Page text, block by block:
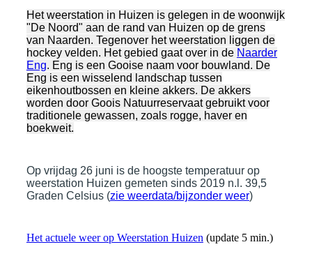
Het weerstation in Huizen is gelegen in de woonwijk
"De Noord" aan de rand van Huizen op de grens
van Naarden. Tegenover het weerstation liggen de
hockey velden. Het gebied gaat over in de Naarder
Eng. Eng is een Gooise naam voor bouwland. De
Eng is een wisselend landschap tussen
eikenhoutbossen en kleine akkers. De akkers
worden door Goois Natuurreservaat gebruikt voor
traditionele gewassen, zoals rogge, haver en
boekweit.
Op vrijdag 26 juni is de hoogste temperatuur op
weerstation Huizen gemeten sinds 2019 n.l. 39,5
Graden Celsius (zie weerdata/bijzonder weer)
Het actuele weer op Weerstation Huizen(update 5 min.)